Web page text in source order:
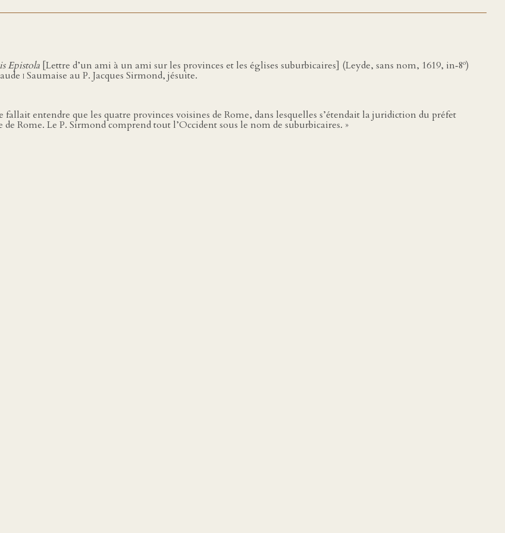
Epistola [Lettre d’un ami à un ami sur les provinces et les églises suburbicaires] (Leyde, sans nom, 1619, in‑8o)
iSaumaise au P. Jacques Sirmond, jésuite.
entendre que les quatre provinces voisines de Rome, dans lesquelles s’étendait la juridiction du préfet
Rome. Le P. Sirmond comprend tout l’Occident sous le nom de suburbicaires. »